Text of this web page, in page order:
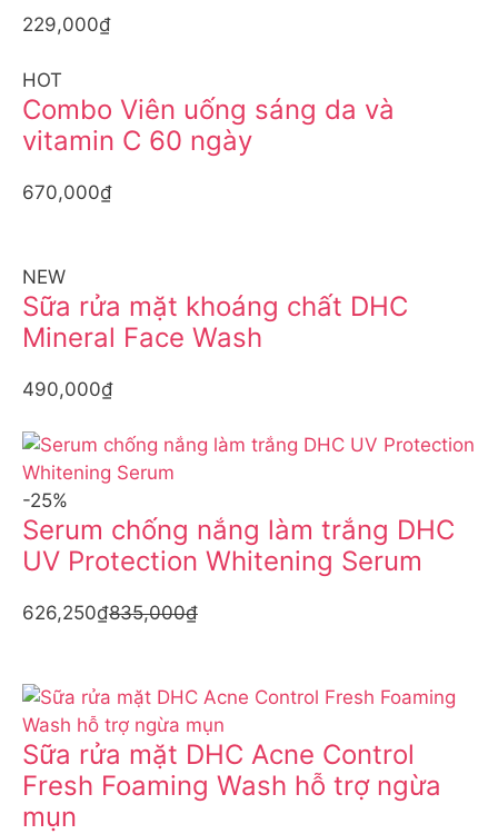
229,000₫
HOT
Combo Viên uống sáng da và
vitamin C 60 ngày
670,000₫
NEW
Sữa rửa mặt khoáng chất DHC
Mineral Face Wash
490,000₫
-25%
Serum chống nắng làm trắng DHC
UV Protection Whitening Serum
626,250₫835,000₫
Sữa rửa mặt DHC Acne Control
Fresh Foaming Wash hỗ trợ ngừa
mụn